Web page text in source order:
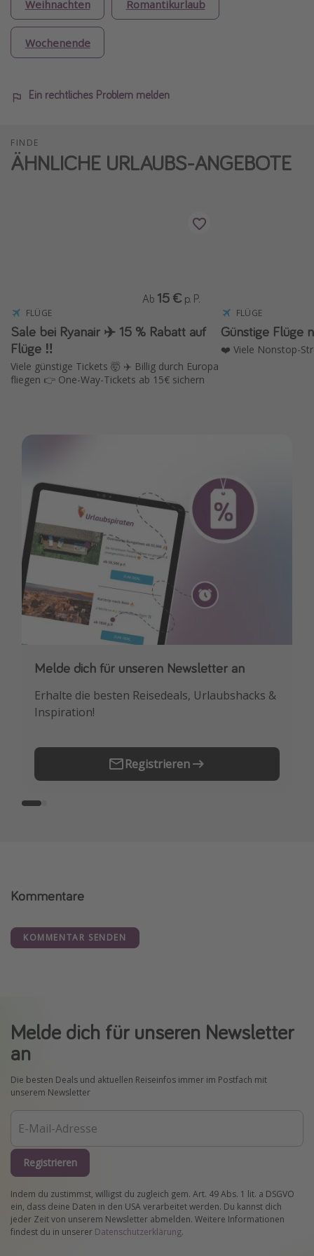
Weihnachten Romantikurlaub
Wochenende
Ein rechtliches Problem melden
FINDE
ÄHNLICHE URLAUBS-ANGEBOTE
FLÜGE
Sale bei Ryanair ✈️ 15 % Rabatt auf
Flüge ‼️
Viele günstige Tickets 🤯 ✈️ Billig durch Europa
fliegen 👉 One-Way-Tickets ab 15€ sichern
Ab 15 € p. P.
FLÜGE
Günstige
❤️ Viele Nonstop-
Melde dich für unseren Newsletter an
Erhalte die besten Reisedeals, Urlaubshacks &
Inspiration!
Registrieren
Downloade unsere App
Buche die besten Reiseschnäppchen als
Erstes.
Kommentare
KOMMENTAR SENDEN
Melde dich für unseren Newsletter
an
Die besten Deals und aktuellen Reiseinfos immer im Postfach mit
unserem Newsletter
Registrieren
Indem du zustimmst, willigst du zugleich gem. Art. 49 Abs. 1 lit. a DSGVO
ein, dass deine Daten in den USA verarbeitet werden. Du kannst dich
jeder Zeit von unserem Newsletter abmelden. Weitere Informationen
findest du in unserer Datenschutzerklärung.